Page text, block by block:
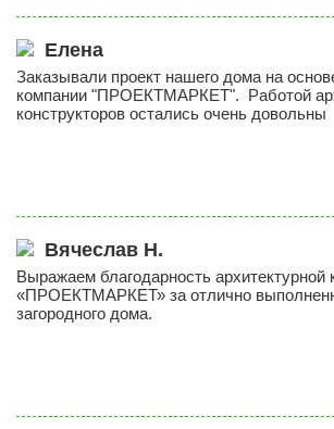
9х9
9х10
9х11
10х12
10х14
11х11
11х13
12х14
Елена
Заказывали проект нашего дома на
компании "ПРОЕКТМАРКЕТ". Работой
конструкторов остались очень довольны
Вячеслав Н.
Выражаем благодарность архитектурной
«ПРОЕКТМАРКЕТ» за отлично
загородного дома.